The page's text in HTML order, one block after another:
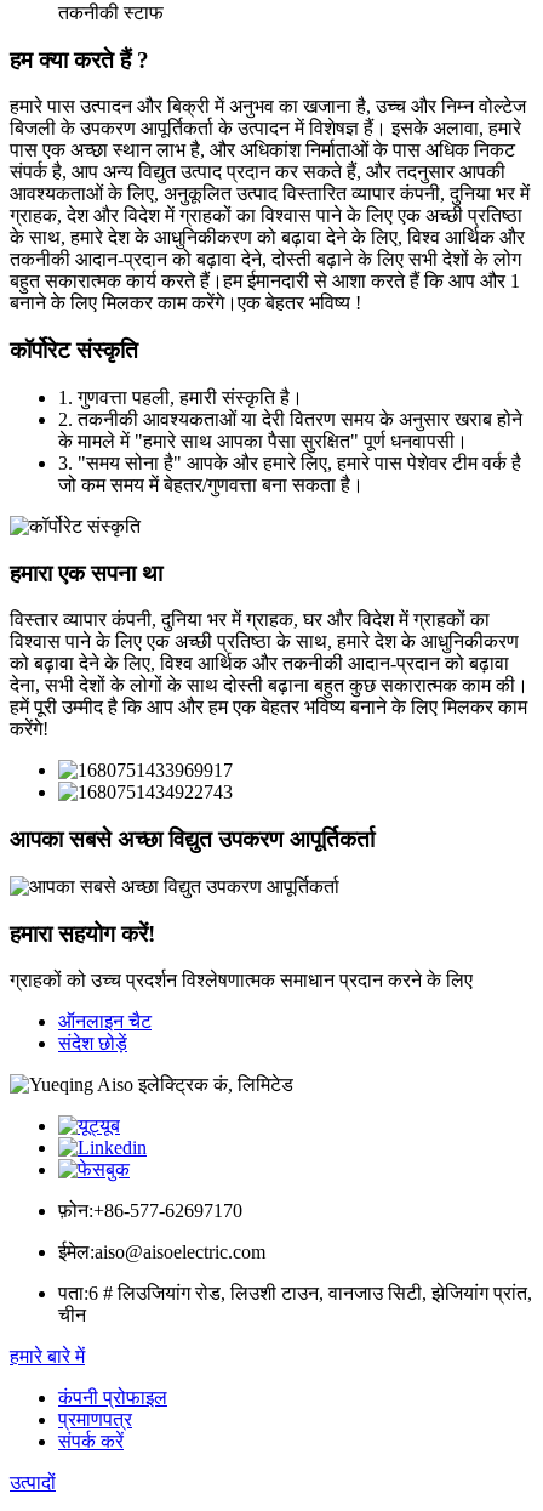
तकनीकी स्टाफ
हम क्या करते हैं ?
हमारे पास उत्पादन और बिक्री में अनुभव का खजाना है, उच्च और निम्न वोल्टेज
बिजली के उपकरण आपूर्तिकर्ता के उत्पादन में विशेषज्ञ हैं। इसके अलावा, हमारे
पास एक अच्छा स्थान लाभ है, और अधिकांश निर्माताओं के पास अधिक निकट
संपर्क है, आप अन्य विद्युत उत्पाद प्रदान कर सकते हैं, और तदनुसार आपकी
आवश्यकताओं के लिए, अनुकूलित उत्पाद विस्तारित व्यापार कंपनी, दुनिया भर में
ग्राहक, देश और विदेश में ग्राहकों का विश्वास पाने के लिए एक अच्छी प्रतिष्ठा
के साथ, हमारे देश के आधुनिकीकरण को बढ़ावा देने के लिए, विश्व आर्थिक और
तकनीकी आदान-प्रदान को बढ़ावा देने, दोस्ती बढ़ाने के लिए सभी देशों के लोग
बहुत सकारात्मक कार्य करते हैं।हम ईमानदारी से आशा करते हैं कि आप और 1
बनाने के लिए मिलकर काम करेंगे।एक बेहतर भविष्य !
कॉर्पोरेट संस्कृति
1. गुणवत्ता पहली, हमारी संस्कृति है।
2. तकनीकी आवश्यकताओं या देरी वितरण समय के अनुसार खराब होने
के मामले में "हमारे साथ आपका पैसा सुरक्षित" पूर्ण धनवापसी।
3. "समय सोना है" आपके और हमारे लिए, हमारे पास पेशेवर टीम वर्क है
जो कम समय में बेहतर/गुणवत्ता बना सकता है।
हमारा एक सपना था
विस्तार व्यापार कंपनी, दुनिया भर में ग्राहक, घर और विदेश में ग्राहकों का
विश्वास पाने के लिए एक अच्छी प्रतिष्ठा के साथ, हमारे देश के आधुनिकीकरण
को बढ़ावा देने के लिए, विश्व आर्थिक और तकनीकी आदान-प्रदान को बढ़ावा
देना, सभी देशों के लोगों के साथ दोस्ती बढ़ाना बहुत कुछ सकारात्मक काम की।
हमें पूरी उम्मीद है कि आप और हम एक बेहतर भविष्य बनाने के लिए मिलकर काम
करेंगे!
आपका सबसे अच्छा विद्युत उपकरण आपूर्तिकर्ता
हमारा सहयोग करें!
ग्राहकों को उच्च प्रदर्शन विश्लेषणात्मक समाधान प्रदान करने के लिए
ऑनलाइन चैट
संदेश छोड़ें
फ़ोन:+86-577-62697170
ईमेल:aiso@aisoelectric.com
पता:6 # लिउजियांग रोड, लिउशी टाउन, वानजाउ सिटी, झेजियांग प्रांत,
चीन
हमारे बारे में
कंपनी प्रोफाइल
प्रमाणपत्र
संपर्क करें
उत्पादों